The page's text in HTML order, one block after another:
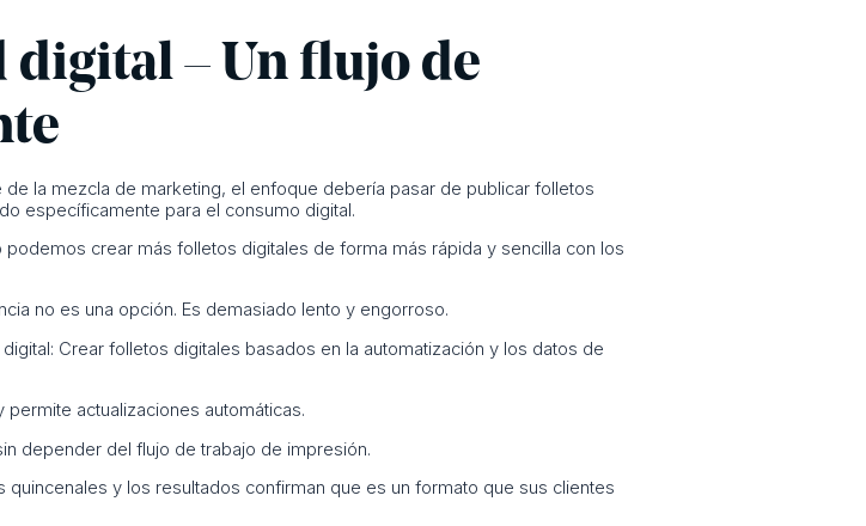
– Un flujo de
la mezcla de marketing, el enfoque debería pasar de publicar folletos
específicamente para el consumo digital.
crear más folletos digitales de forma más rápida y sencilla con los
no es una opción. Es demasiado lento y engorroso.
Crear folletos digitales basados en la automatización y los datos de
actualizaciones automáticas.
depender del flujo de trabajo de impresión.
y los resultados confirman que es un formato que sus clientes